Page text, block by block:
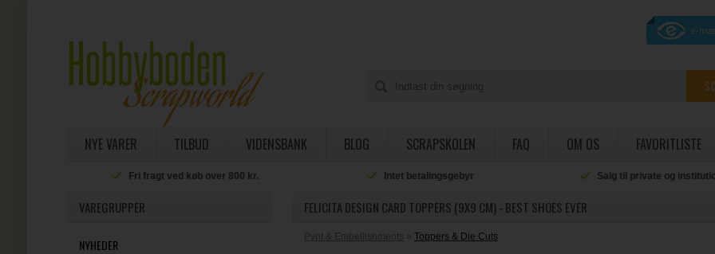
NYE VARER TILBUD VIDENSBANK BLOG SCRAPSKOLEN FAQ OM OS FAVORITLISTE
Fri fragt ved køb over 800 kr. Intet betalingsgebyr Salg til private og
VAREGRUPPER
NYHEDER
FELICITA DESIGN CARD TOPPERS (9X9 CM) - BEST SHOES EVER
Pynt & Embellishments »Toppers & Die Cuts